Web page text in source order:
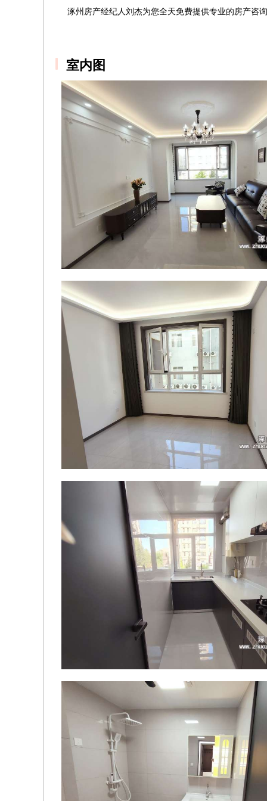
涿州房产经纪人刘杰为您全天免费提供专业的房产咨
室内图